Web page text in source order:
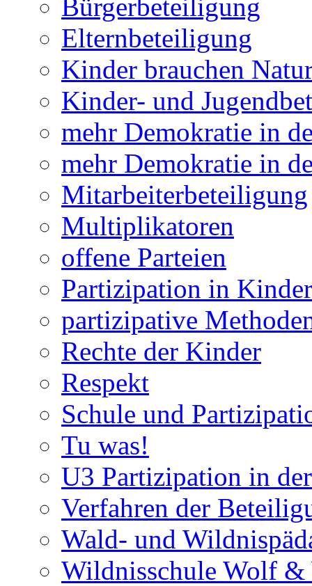
Bürgerbeteiligung
Elternbeteiligung
Kinder brauchen
Kinder- und
mehr Demokratie in
mehr Demokratie in
Mitarbeiterbeteiligung
Multiplikatoren
offene Parteien
Partizipation in
partizipative
Rechte der Kinder
Respekt
Schule und
Tu was!
U3 Partizipation in
Verfahren der
Wald- und
Wildnisschule Wolf &